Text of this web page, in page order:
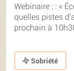
Webinaire ; : «
quelles pistes
prochain à
Sobriété